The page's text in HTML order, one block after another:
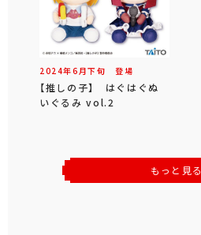
2024年6 月下旬 登場
【推しの子】 はぐはぐぬ
いぐるみ vol.2
もっと見る